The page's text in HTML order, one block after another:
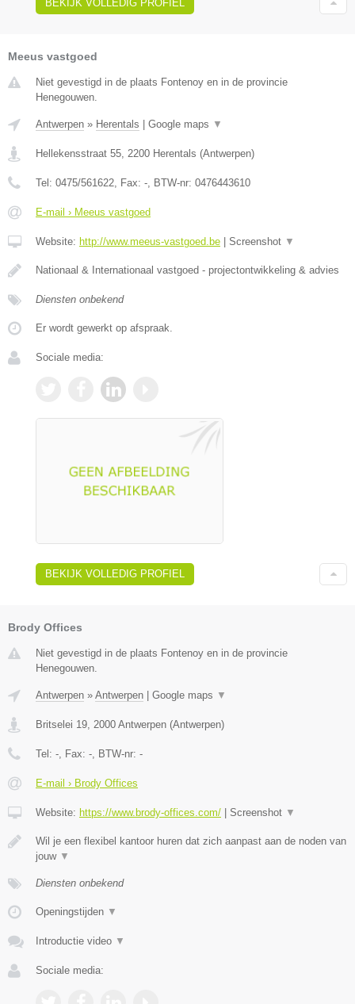
BEKIJK VOLLEDIG PROFIEL
Meeus vastgoed
Niet gevestigd in de plaats Fontenoy en in de provincie
Henegouwen.
Antwerpen » Herentals Google maps ▼
Hellekensstraat 55, 2200 Herentals (Antwerpen)
Tel: 0475/561622, Fax: -, BTW-nr: 0476443610
E-mail › Meeus vastgoed
Website: http://www.meeus-vastgoed.be Screenshot ▼
Nationaal & Internationaal vastgoed - projectontwikkeling & advies
Diensten onbekend
Er wordt gewerkt op afspraak.
Sociale media:
BEKIJK VOLLEDIG PROFIEL
Brody Offices
Niet gevestigd in de plaats Fontenoy en in de provincie
Henegouwen.
Antwerpen » Antwerpen Google maps ▼
Britselei 19, 2000 Antwerpen (Antwerpen)
Tel: -, Fax: -, BTW-nr: -
E-mail › Brody Offices
Website: https://www.brody-offices.com/ Screenshot ▼
Wil je een flexibel kantoor huren dat zich aanpast aan de noden van
jouw ▼
Diensten onbekend
Openingstijden ▼
Introductie video ▼
Sociale media: